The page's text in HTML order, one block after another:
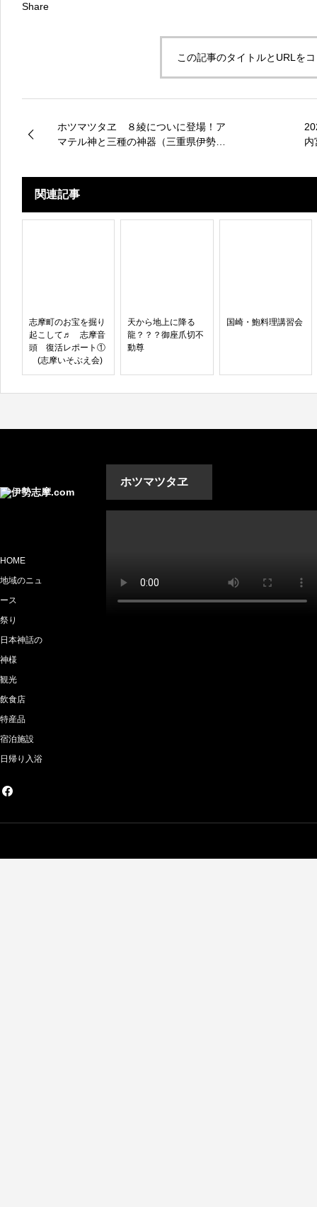
Share
この記事のタイトルとURLを
ホツマツタヱ ８綾についに登場！ア
マテル神と三種の神器（三重県伊勢
内
関連記事
志摩町のお宝を掘り
起こして♬ 志摩音
頭 復活レポート①
(志摩いそぶえ会)
天から地上に降る
龍？？？御座爪切不
動尊
国崎・鮑料理講習会
ホツマツタヱ
HOME
地域のニュ
ース
祭り
日本神話の
神様
観光
飲食店
特産品
宿泊施設
日帰り入浴